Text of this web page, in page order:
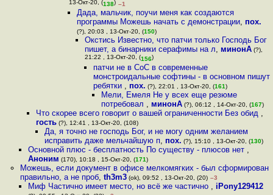
13-Окт-20, (138) –1
Дада, мальчик, поучи меня как создаются
программы Можешь начать с демонстрации, пох.
(?), 20:03 , 13-Окт-20, (150)
Окстись Известно, что патчи только Господь Бог
пишет, а бинарники серафимы на л, минонА (?),
21:22 , 13-Окт-20, (156)
патчи не в CoC в современные
монстроидальные софтины - в основном пишут
ребятки , пох. (?), 22:01 , 13-Окт-20, (161)
Мели, Емеля Не у всех еще резюме
потребовал , минонА(?), 06:12 , 14-Окт-20, (167)
Что скорее всего говорит о вашей ограниченности Без обид ,
гость (?), 12:41 , 13-Окт-20, (108)
Да, я точно не господь Бог, и не могу одним желанием
исправить даже мельчайшую п, пох. (?), 15:10 , 13-Окт-20, (130)
Основной плюс - бесплатность По существу - плюсов нет ,
Аноним (170), 10:18 , 15-Окт-20, (171)
Можешь, если документ в офисе мелкомягких - был сформирован
правильно, а не проб, th3m3(ok), 09:52 , 13-Окт-20, (20) –3
Миф Частично имеет место, но всё же частично , iPony129412